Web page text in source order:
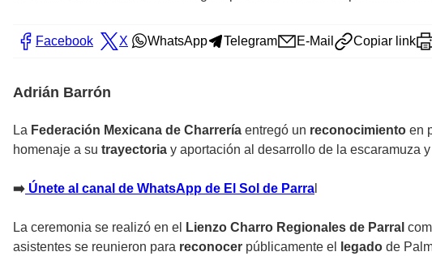
Facebook X WhatsApp Telegram E-Mail Copiar link
Adrián Barrón
La Federación Mexicana de Charrería entregó un reconocimiento en
homenaje a su trayectoria y aportación al desarrollo de la escaramuza
➡️ Únete al canal de WhatsApp de El Sol de Parra
La ceremonia se realizó en el Lienzo Charro Regionales de Parral
asistentes se reunieron para reconocer públicamente el legado de